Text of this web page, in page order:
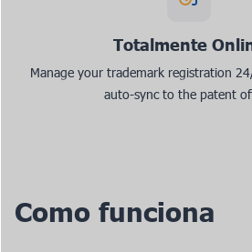
Totalmente
Manage your trademark registration
auto-sync to the patent
Como funciona